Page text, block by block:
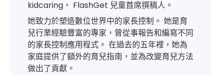
kidcaring， FlashGet 兒童首席撰稿人。
她致力於塑造數位世界中的家長控制。 她是育
兒行業經驗豐富的專家，曾從事報告和編寫不同
的家長控制應用程式。 在過去的五年裡，她為
家庭提供了額外的育兒指南，並為改變育兒方法
做出了貢獻。